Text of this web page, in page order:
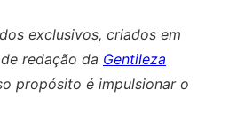
exclusivos, criados em
redação da Gentileza
propósito é impulsionar o